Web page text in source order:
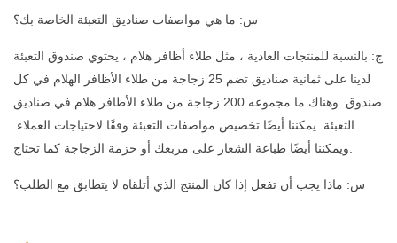
س: ما هي مواصفات صناديق التعبئة الخاصة بك؟
ج: بالنسبة للمنتجات العادية ، مثل طلاء أظافر هلام ، يحتوي صندوق التعبئة
لدينا على ثمانية صناديق تضم 25 زجاجة من طلاء الأظافر الهلام في كل
صندوق. وهناك ما مجموعه 200 زجاجة من طلاء الأظافر هلام في صناديق
التعبئة. يمكننا أيضًا تخصيص مواصفات التعبئة وفقًا لاحتياجات العملاء.
س: ماذا يجب أن تفعل إذا كان المنتج الذي أتلقاه لا يتطابق مع الطلب؟